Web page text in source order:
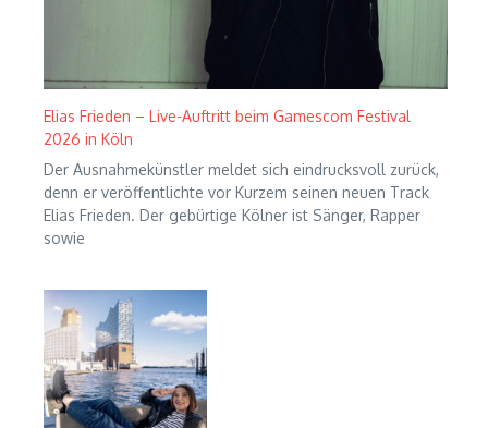
Elias Frieden – Live-Auftritt beim Gamescom Festival
2026 in Köln
Der Ausnahmekünstler meldet sich eindrucksvoll zurück,
denn er veröffentlichte vor Kurzem seinen neuen Track
Elias Frieden. Der gebürtige Kölner ist Sänger, Rapper
sowie